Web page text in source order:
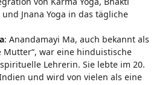
und Jnana Yoga in das tägliche
: Anandamayi Ma, auch bekannt als
Mutter“, war eine hinduistische
Lehrerin. Sie lebte im 20.
und wird von vielen als eine